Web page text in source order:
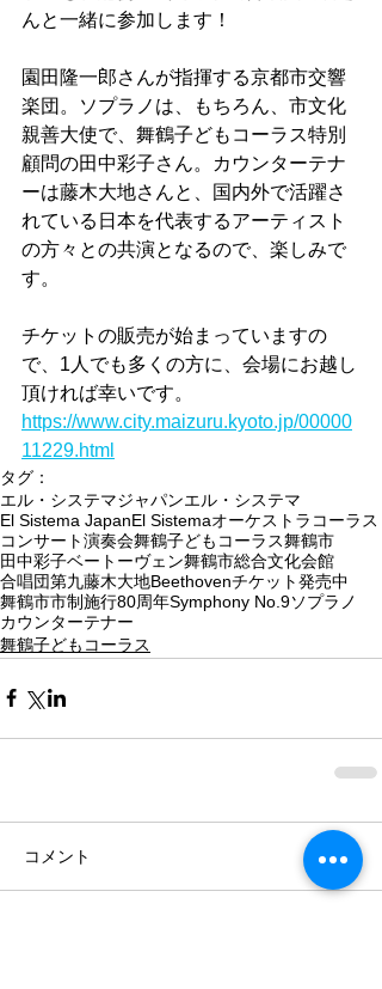
んと一緒に参加します！
園田隆一郎さんが指揮する京都市交響
楽団。ソプラノは、もちろん、市文化
親善大使で、舞鶴子どもコーラス特別
顧問の田中彩子さん。カウンターテナ
ーは藤木大地さんと、国内外で活躍さ
れている日本を代表するアーティスト
の方々との共演となるので、楽しみで
す。
チケットの販売が始まっていますの
で、1人でも多くの方に、会場にお越し
頂ければ幸いです。
https://www.city.maizuru.kyoto.jp/00000
11229.html
タグ：
エル・システマジャパンエル・システマ
El Sistema JapanEl Sistemaオーケストラ コーラス
コンサート演奏会舞鶴子どもコーラス舞鶴市
田中彩子ベートーヴェン舞鶴市総合文化会館
合唱団第九藤木大地Beethovenチケット発売中
舞鶴市市制施行80周年Symphony No.9ソプラノ
カウンターテナー
舞鶴子どもコーラス
コメント